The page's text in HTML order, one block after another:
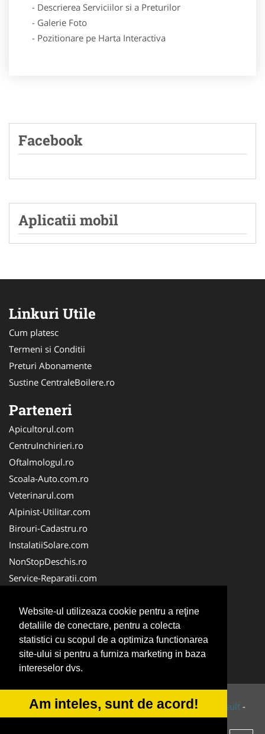
Website-ul utilizeaza cookie pentru a reţine
detaliile de conectare, pentru a colecta
statistici cu scopul de a optimiza functionarea
site-ului si pentru a furniza marketing in baza
intereselor dvs.
Am inteles, sunt de acord!
- Descrierea Serviciilor si a Preturilor
- Galerie Foto
- Pozitionare pe Harta Interactiva
Facebook
Aplicatii mobil
Linkuri Utile
Cum platesc
Termeni si Conditii
Preturi Abonamente
Sustine CentraleBoilere.ro
Parteneri
Apicultorul.com
CentruInchirieri.ro
Oftalmologul.ro
Scoala-Auto.com.ro
Veterinarul.com
Alpinist-Utilitar.com
Birouri-Cadastru.ro
InstalatiiSolare.com
NonStopDeschis.ro
Service-Reparatii.com
CuratareHota.com
FirmeTractariAuto.ro
SistemeFotovoltaice.com
TractariAsistentaRutiera.com
© 2014-2026 Powered byVilonMedia&Tokaido Consult -
ANPC SOL